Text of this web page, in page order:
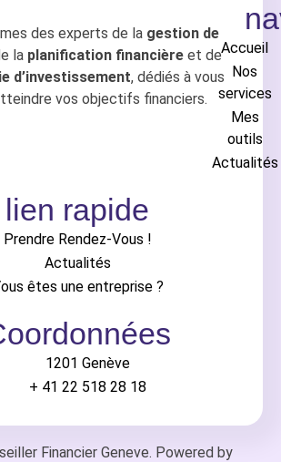
des experts de la gestion de
la planification financièreet de
d’investissement, dédiés à vous
vos objectifs financiers.
Accueil
Nos
services
Mes
outils
Actualités
lien rapide
Prendre Rendez-Vous !
Actualités
êtes une entreprise ?
1201 Genève
+ 41 22 518 28 18
Financier Geneve. Powered by